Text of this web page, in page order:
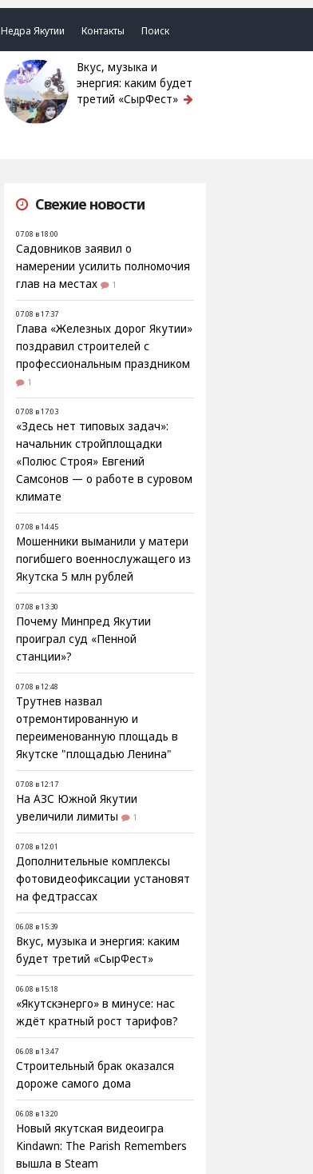
Недра Якутии Контакты Поиск
Вкус, музыка и
энергия: каким будет
третий «СырФест»
Свежие новости
07.08 в 18:00
Садовников заявил о
намерении усилить полномочия
глав на местах
1
07.08 в 17:37
Глава «Железных дорог Якутии»
поздравил строителей с
профессиональным праздником
1
07.08 в 17:03
«Здесь нет типовых задач»:
начальник стройплощадки
«Полюс Строя» Евгений
Самсонов — о работе в суровом
климате
07.08 в 14:45
Мошенники выманили у матери
погибшего военнослужащего из
Якутска 5 млн рублей
07.08 в 13:30
Почему Минпред Якутии
проиграл суд «Пенной
станции»?
07.08 в 12:48
Трутнев назвал
отремонтированную и
переименованную площадь в
Якутске "площадью Ленина"
07.08 в 12:17
На АЗС Южной Якутии
увеличили лимиты
1
07.08 в 12:01
Дополнительные комплексы
фотовидеофиксации установят
на федтрассах
06.08 в 15:39
Вкус, музыка и энергия: каким
будет третий «СырФест»
06.08 в 15:18
«Якутскэнерго» в минусе: нас
ждёт кратный рост тарифов?
06.08 в 13:47
Строительный брак оказался
дороже самого дома
06.08 в 13:20
Новый якутская видеоигра
Kindawn: The Parish Remembers
вышла в Steam